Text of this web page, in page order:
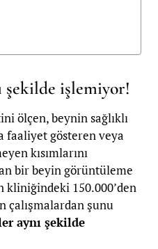
şekilde işlemiyor!
ölçen, beynin sağlıklı
faaliyet gösteren veya
kısımlarını
bir beyin görüntüleme
kliniğindeki 150.000’den
çalışmalardan şunu
aynı şekilde